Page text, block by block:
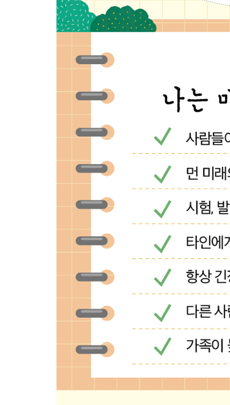
장에 이상이 없는데도 설사를 계속 하는 남자
윗사람에게 지나치게 잘 보이려고 하는 사람
넘치는 에너지로 위험한 행동을 즐기는 리더
5부 실전편 예민함을 나만의 장점으로 만들어보자
나만의 좋은 자동적 사고를 만들어보자
나의 에너지 관리를 업그레이드 해보자
나쁜 기억을 대신할 좋은 기억을 만들어보자
좋은 생활 리듬을 만들어보자-공통편
좋은 생활 리듬을 만들어보자-청년편
좋은 생활 리듬을 만들어보자-중년편
좋은 생활 리듬을 만들어보자-장·노년편
자신의 방어기제를 알아보자
가족과 분리 개별화를 해보자
배우자와의 사별과 우울증 극복